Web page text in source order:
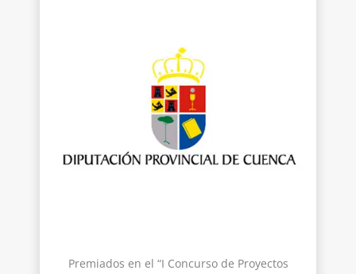
Premiados en el “I Concurso de Proyectos